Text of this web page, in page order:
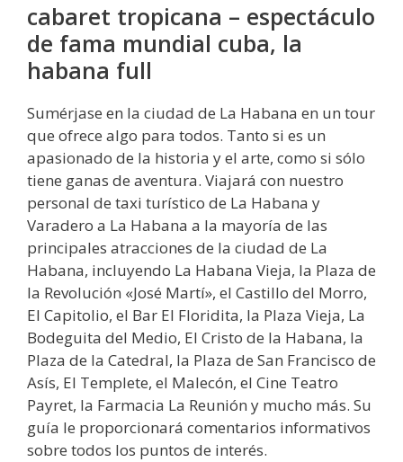
cabaret tropicana – espectáculo
de fama mundial cuba, la
habana full
Sumérjase en la ciudad de La Habana en un tour
que ofrece algo para todos. Tanto si es un
apasionado de la historia y el arte, como si sólo
tiene ganas de aventura. Viajará con nuestro
personal de taxi turístico de La Habana y
Varadero a La Habana a la mayoría de las
principales atracciones de la ciudad de La
Habana, incluyendo La Habana Vieja, la Plaza de
la Revolución «José Martí», el Castillo del Morro,
El Capitolio, el Bar El Floridita, la Plaza Vieja, La
Bodeguita del Medio, El Cristo de la Habana, la
Plaza de la Catedral, la Plaza de San Francisco de
Asís, El Templete, el Malecón, el Cine Teatro
Payret, la Farmacia La Reunión y mucho más. Su
guía le proporcionará comentarios informativos
sobre todos los puntos de interés.